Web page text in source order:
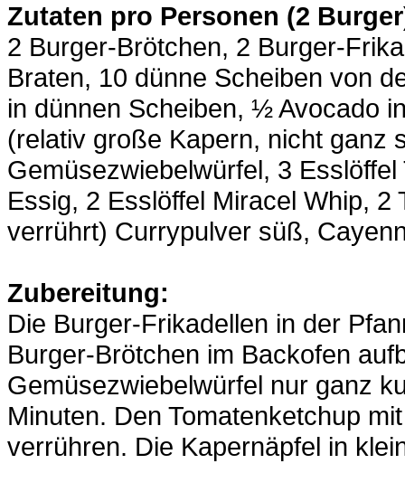
Zutaten pro Personen (2
2 Burger-Brötchen, 2 Burger-
Braten, 10 dünne Scheiben von
in dünnen Scheiben, ½ Avocado
(relativ große Kapern, nicht ganz
Gemüsezwiebelwürfel, 3
Essig, 2 Esslöffel Miracel Whip, 2
verrührt) Currypulver süß,
Zubereitung:
Die Burger-Frikadellen in der
Burger-Brötchen im Backofen
Gemüsezwiebelwürfel nur ganz
Minuten. Den Tomatenketchup
verrühren. Die Kapernäpfel in